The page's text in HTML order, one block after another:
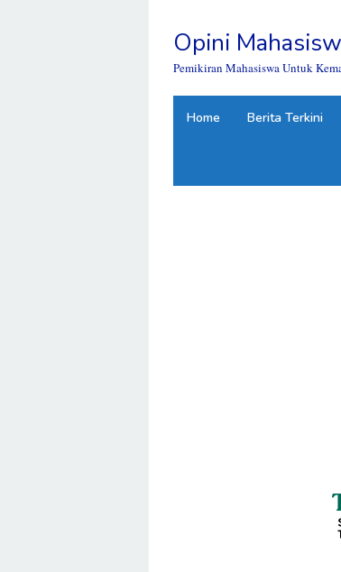
contentOpini
Pemikiran Mahasiswa Untuk
Home Berita Terkini